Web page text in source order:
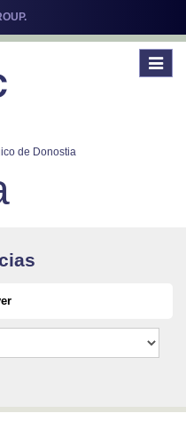
Toggle
de Donostia